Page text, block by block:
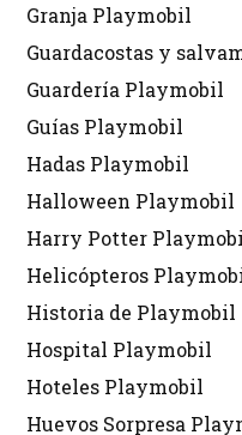
Granja Playmobil
Guardacostas y
Guardería Playmobil
Guías Playmobil
Hadas Playmobil
Halloween Playmobil
Harry Potter
Helicópteros
Historia de Playmobil
Hospital Playmobil
Hoteles Playmobil
Huevos Sorpresa